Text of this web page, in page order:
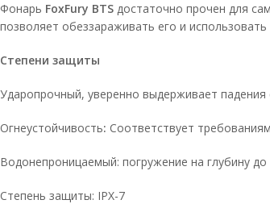
Фонарь FoxFury BTS достаточно прочен для
позволяет обеззараживать его и
Степени защиты
Ударопрочный, уверенно выдерживает
Огнеустойчивость: Соответствует
Водонепроницаемый: погружение на глубину
Степень защиты: IPX-7